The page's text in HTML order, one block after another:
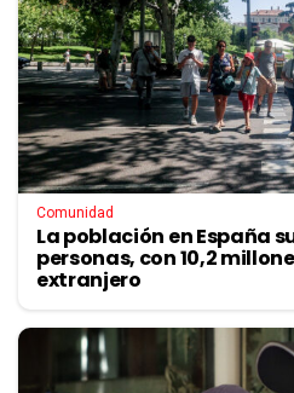
Comunidad
La población en España
personas, con 10,2
extranjero